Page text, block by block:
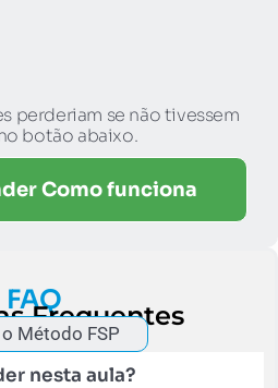
perderiam se não tivessem
botão abaixo.
Como funciona
FAQ
Frequentes
Método FSP
nesta aula?